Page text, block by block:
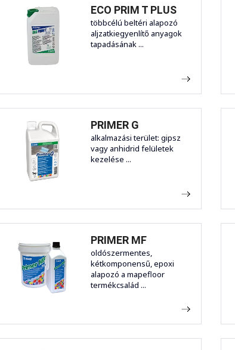
ECO PRIM T PLUS
többcélú beltéri alapozó
aljzatkiegyenlítő anyagok
tapadásának ...
PRIMER G
alkalmazási terület: gipsz
vagy anhidrid felületek
kezelése ...
PRIMER MF
oldószermentes,
kétkomponensű, epoxi
alapozó a mapefloor
termékcsalád ...